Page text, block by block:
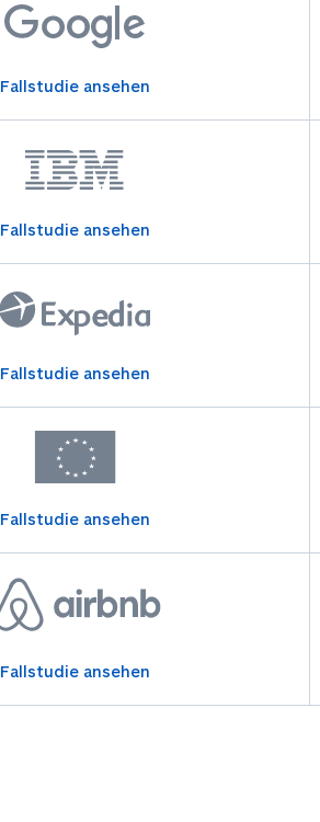
Fallstudie ansehen
Fallstudie ansehen
Fallstudie ansehen
Fallstudie ansehen
Fallstudie ansehen